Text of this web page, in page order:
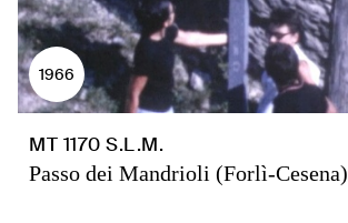
1966
MT 1170 S.L.M.
Passo dei Mandrioli (Forlì-Cesena)